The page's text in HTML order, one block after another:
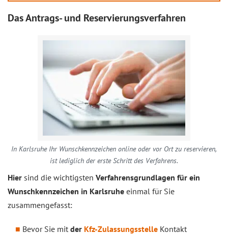
Das Antrags- und Reservierungsverfahren
In Karlsruhe Ihr Wunschkennzeichen online oder vor Ort zu reservieren,
ist lediglich der erste Schritt des Verfahrens.
Hier sind die wichtigsten Verfahrensgrundlagen für ein
Wunschkennzeichen in Karlsruhe einmal für Sie
zusammengefasst:
Bevor Sie mit der Kfz-Zulassungsstelle Kontakt